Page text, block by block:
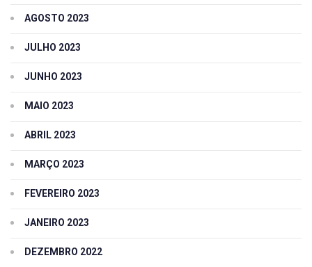
AGOSTO 2023
JULHO 2023
JUNHO 2023
MAIO 2023
ABRIL 2023
MARÇO 2023
FEVEREIRO 2023
JANEIRO 2023
DEZEMBRO 2022